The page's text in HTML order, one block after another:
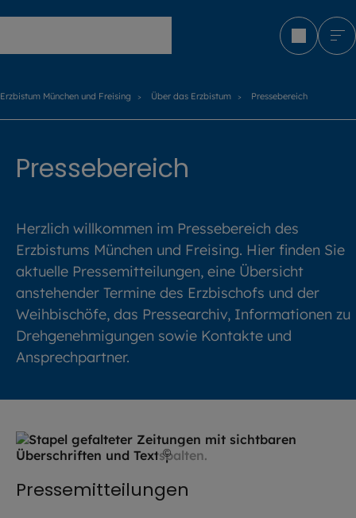
Erzbistum München und Freising Über das Erzbistum Pressebereich
Pressebereich
Herzlich willkommen im Pressebereich des
Erzbistums München und Freising. Hier finden Sie
aktuelle Pressemitteilungen, eine Übersicht
anstehender Termine des Erzbischofs und der
Weihbischöfe, das Pressearchiv, Informationen zu
Drehgenehmigungen sowie Kontakte und
Ansprechpartner.
© mitrija / stock.adobe.com
Pressemitteilungen